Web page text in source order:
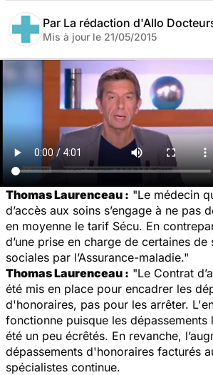
Par La rédaction d'Allo
Mis à jour le 21/05/2015
Thomas Laurenceau : "Le médecin
d’accès aux soins s’engage à ne pas
en moyenne le tarif Sécu. En
d’une prise en charge de certaines de
sociales par l’Assurance-maladie."
Thomas Laurenceau : "Le Contrat
été mis en place pour encadrer les
d'honoraires, pas pour les arrêter.
fonctionne puisque les dépassements
été un peu écrêtés. En revanche,
dépassements d'honoraires facturés
spécialistes continue.